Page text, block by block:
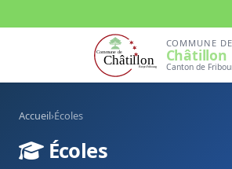
COMMUNE DE
Châtillon
Canton de
Accueil›Écoles
Écoles